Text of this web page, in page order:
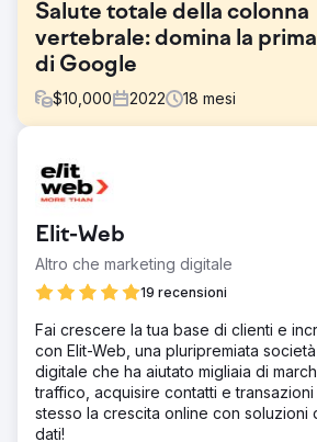
Salute totale della colonna
vertebrale: domina la
di Google
$10,000 2022 18 mesi
Nonostante un elenco completo di
professionisti esperti, Total Spine
di ricerca. Le loro parole chiave mirate
mare dei risultati di ricerca e la
digitali era molto al di sotto del
conoscevano.
Soluzione
Total Spine Health and Injury Center ha
solida strategia SEO, concentrandosi
integrazione di 150 parole chiave
contenuti del sito Web per valore e
migliorando la visibilità della ricerca
Elit-Web
Altro che marketing digitale
19 recensioni
Fai crescere la tua base di clienti e
con Elit-Web, una pluripremiata
digitale che ha aiutato migliaia di
traffico, acquisire contatti e
stesso la crescita online con soluzioni
dati!